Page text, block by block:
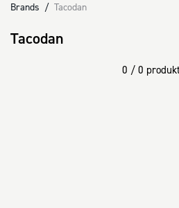
Brands / Tacodan
Tacodan
0 / 0